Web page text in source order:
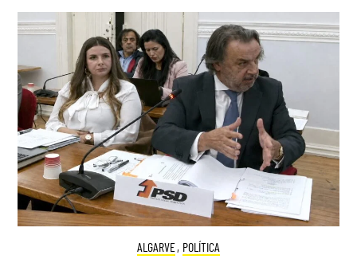
ALGARVE, POLÍTICA